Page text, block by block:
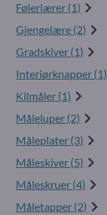
Følerlærer (1)
Gjengelære (2)
Gradskiver (1)
Interiørknapper (1)
Kilmåler (1)
Måleluper (2)
Måleplater (3)
Måleskiver (5)
Måleskruer (4)
Måletapper (2)